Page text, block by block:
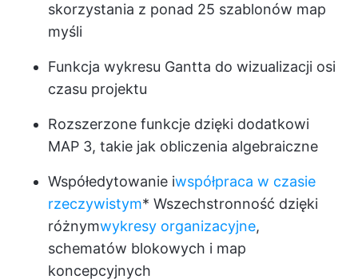
skorzystania z ponad 25 szablonów map
myśli
Funkcja wykresu Gantta do wizualizacji osi
czasu projektu
Rozszerzone funkcje dzięki dodatkowi
MAP 3, takie jak obliczenia algebraiczne
Współedytowanie iwspółpraca w czasie
rzeczywistym* Wszechstronność dzięki
różnymwykresy organizacyjne,
schematów blokowych i map
koncepcyjnych